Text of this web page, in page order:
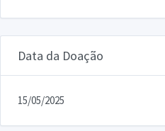
Data da Doação
15/05/2025